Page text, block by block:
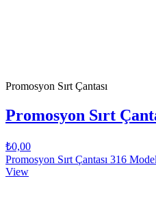
Promosyon Sırt Çantası
Promosyon Sırt
₺0,00
Promosyon Sırt Çantası 316
View